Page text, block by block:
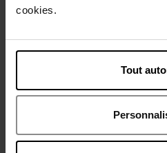
cookies.
Tout
Vous